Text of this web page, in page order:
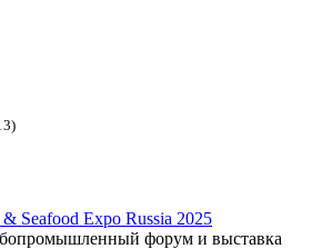
Seafood Expo Russia 2025
форум и выставка